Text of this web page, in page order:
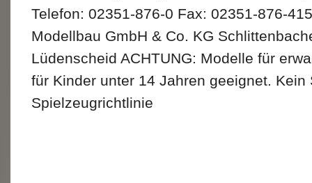
Telefon: 02351-876-0 Fax: 02351-876-
Modellbau GmbH & Co. KG
Lüdenscheid ACHTUNG: Modelle für
für Kinder unter 14 Jahren geeignet.
Spielzeugrichtlinie